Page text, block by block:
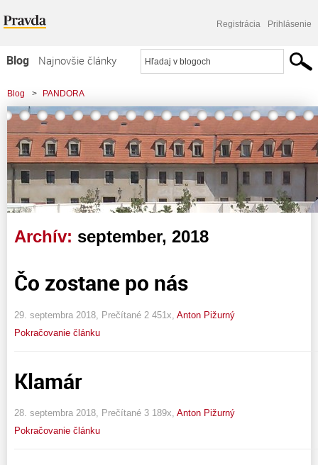
Registrácia Prihlásenie
Blog
Najnovšie články
Najčítanejšie články
Najkomentovanejšie články
Zoznam blogov
Komerčné blogy
Blog > PANDORA
Archív: september, 2018
Čo zostane po nás
29. septembra 2018, Prečítané 2 451x, Anton Pižurný
Pokračovanie článku
Klamár
28. septembra 2018, Prečítané 3 189x, Anton Pižurný
Pokračovanie článku